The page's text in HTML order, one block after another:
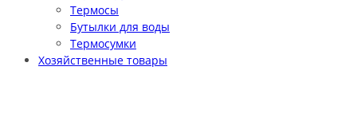
Термосы
Бутылки для воды
Термосумки
Хозяйственные товары